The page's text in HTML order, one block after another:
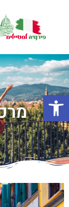
פתח סרגל נגישות